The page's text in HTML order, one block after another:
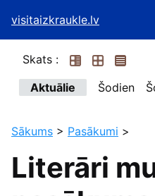
visitaizkraukle.lv
Skats :
Aktuālie
Šodien
Sākums > Pasākumi >
Literāri